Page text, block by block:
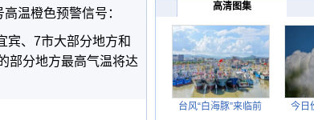
温橙色预警信号：
宾、7市大部分地方和
部分地方最高气温将达
高清图集
台风“白海豚”来临前 今日